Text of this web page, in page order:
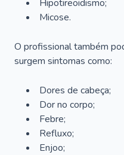
Hipotireoidismo;
Micose.
O profissional também
surgem sintomas como:
Dores de cabeça;
Dor no corpo;
Febre;
Refluxo;
Enjoo;